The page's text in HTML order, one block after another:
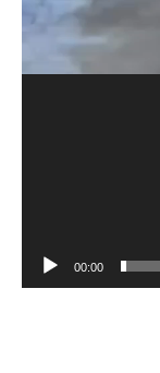
00:00